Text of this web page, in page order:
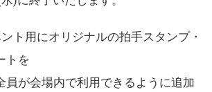
ト用にオリジナルの拍手スタンプ・
トを
員が会場内で利用できるように追加